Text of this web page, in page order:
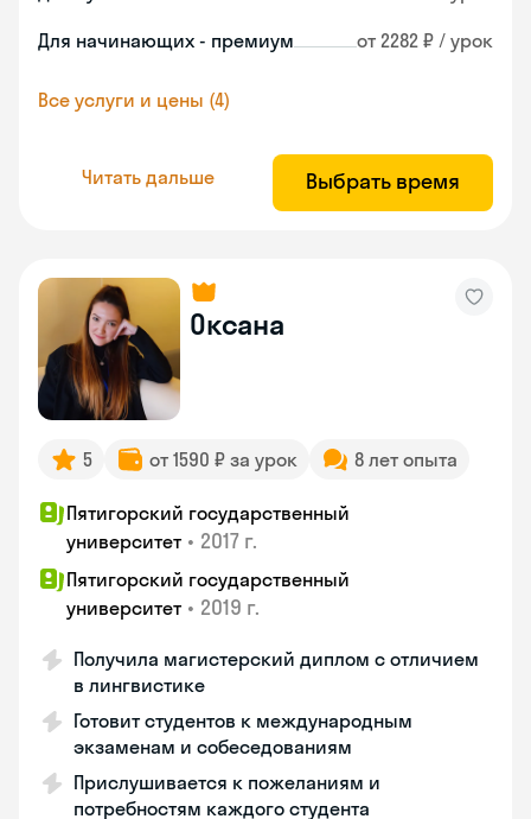
Для начинающих - премиум от 2282 ₽ / урок
Все услуги и цены (4)
Читать дальше Выбрать время
Оксана
5 от 1590 ₽ за урок 8 лет опыта
Пятигорский государственный
университет • 2017 г.
Пятигорский государственный
университет • 2019 г.
Получила магистерский диплом с отличием
в лингвистике
Готовит студентов к международным
экзаменам и собеседованиям
Прислушивается к пожеланиям и
потребностям каждого студента